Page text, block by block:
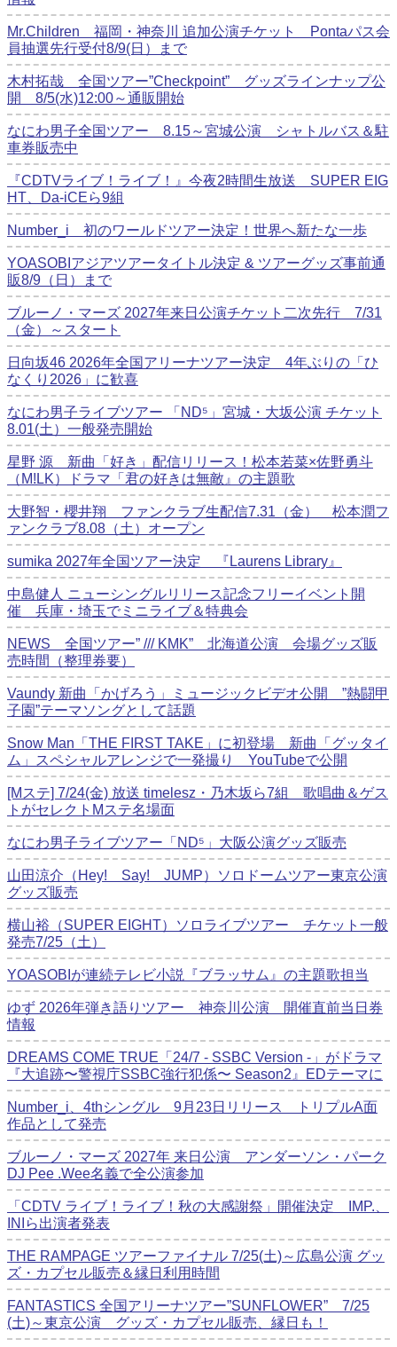
Mr.Children 福岡・神奈川 追加公演チケット Pontaパス会
員抽選先行受付8/9(日）まで
木村拓哉 全国ツアー”Checkpoint” グッズラインナップ公
開 8/5(水)12:00～通販開始
なにわ男子全国ツアー 8.15～宮城公演 シャトルバス＆駐
車券販売中
『CDTVライブ！ライブ！』今夜2時間生放送 SUPER EIG
HT、Da-iCEら9組
Number_i 初のワールドツアー決定！世界へ新たな一歩
YOASOBIアジアツアータイトル決定 & ツアーグッズ事前通
販8/9（日）まで
ブルーノ・マーズ 2027年来日公演チケット二次先行 7/31
（金）～スタート
日向坂46 2026年全国アリーナツアー決定 4年ぶりの「ひ
なくり2026」に歓喜
なにわ男子ライブツアー 「ND⁵」宮城・大坂公演 チケット
8.01(土）一般発売開始
星野 源 新曲「好き」配信リリース！松本若菜×佐野勇斗
（M!LK）ドラマ「君の好きは無敵』の主題歌
大野智・櫻井翔 ファンクラブ生配信7.31（金） 松本潤フ
ァンクラブ8.08（土）オープン
sumika 2027年全国ツアー決定 『Laurens Library』
中島健人 ニューシングルリリース記念フリーイベント開
催 兵庫・埼玉でミニライブ＆特典会
NEWS 全国ツアー” /// KMK” 北海道公演 会場グッズ販
売時間（整理券要）
Vaundy 新曲「かげろう」ミュージックビデオ公開 ”熱闘甲
子園”テーマソングとして話題
Snow Man「THE FIRST TAKE」に初登場 新曲「グッタイ
ム」スペシャルアレンジで一発撮り YouTubeで公開
[Mステ] 7/24(金) 放送 timelesz・乃木坂ら7組 歌唱曲＆ゲス
トがセレクトMステ名場面
なにわ男子ライブツアー「ND⁵」大阪公演グッズ販売
山田涼介（Hey! Say! JUMP）ソロドームツアー東京公演
グッズ販売
横山裕（SUPER EIGHT）ソロライブツアー チケット一般
発売7/25（土）
YOASOBIが連続テレビ小説『ブラッサム』の主題歌担当
ゆず 2026年弾き語りツアー 神奈川公演 開催直前当日券
情報
DREAMS COME TRUE「24/7 - SSBC Version -」がドラマ
『大追跡〜警視庁SSBC強行犯係〜 Season2』EDテーマに
Number_i、4thシングル 9月23日リリース トリプルA面
作品として発売
ブルーノ・マーズ 2027年 来日公演 アンダーソン・パーク
DJ Pee .Wee名義で全公演参加
「CDTV ライブ！ライブ！秋の大感謝祭」開催決定 IMP.、
INIら出演者発表
THE RAMPAGE ツアーファイナル 7/25(土)～広島公演 グッ
ズ・カプセル販売＆縁日利用時間
FANTASTICS 全国アリーナツアー”SUNFLOWER” 7/25
(土)～東京公演 グッズ・カプセル販売、縁日も！